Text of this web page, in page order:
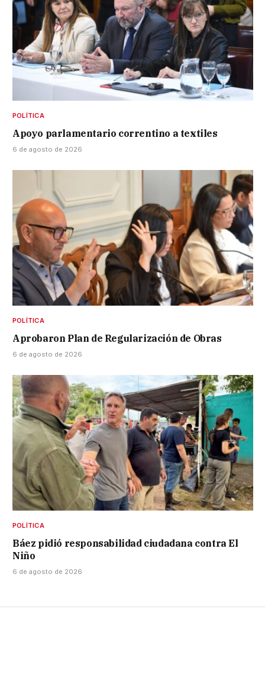
POLÍTICA
Apoyo parlamentario correntino a textiles
6 de agosto de 2026
POLÍTICA
Aprobaron Plan de Regularización de Obras
6 de agosto de 2026
POLÍTICA
Báez pidió responsabilidad ciudadana contra El
Niño
6 de agosto de 2026